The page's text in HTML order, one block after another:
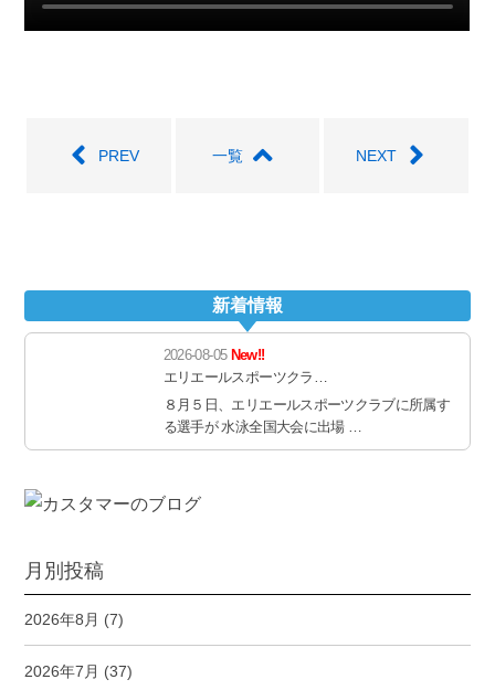
PREV 一覧 NEXT
新着情報
2026-08-05 New!!
エリエールスポーツクラ…
８月５日、エリエールスポーツクラブに所属す
る選手が 水泳全国大会に出場 …
月別投稿
2026年8月 (7)
2026年7月 (37)